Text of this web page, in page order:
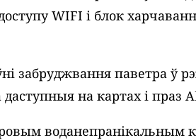
WIFI і блок
забруджвання паветра ў
на картах і праз
воданепранікальным